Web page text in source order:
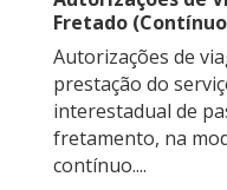
Fretado
Autorizações de
prestação do
interestadual de
fretamento, na
contínuo....